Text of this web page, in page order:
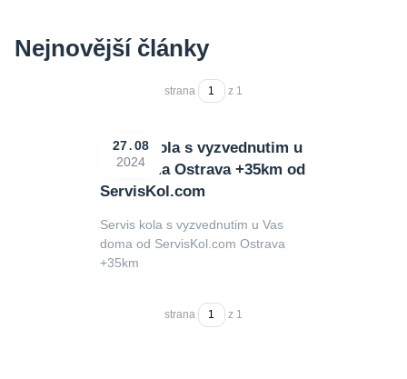
Nejnovější články
strana z 1
Servis kola s vyzvednutim u
Vas doma Ostrava +35km od
ServisKol.com
27 08
2024
Servis kola s vyzvednutim u Vas
doma od ServisKol.com Ostrava
+35km
strana z 1